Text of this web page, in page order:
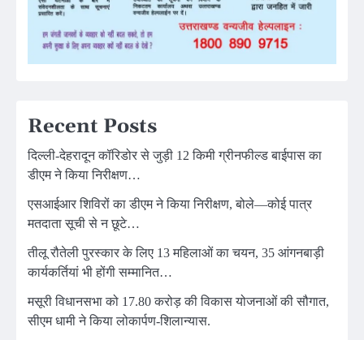
Recent Posts
दिल्ली-देहरादून कॉरिडोर से जुड़ी 12 किमी ग्रीनफील्ड बाईपास का
डीएम ने किया निरीक्षण…
एसआईआर शिविरों का डीएम ने किया निरीक्षण, बोले—कोई पात्र
मतदाता सूची से न छूटे…
तीलू रौतेली पुरस्कार के लिए 13 महिलाओं का चयन, 35 आंगनबाड़ी
कार्यकर्तियां भी होंगी सम्मानित…
मसूरी विधानसभा को 17.80 करोड़ की विकास योजनाओं की सौगात,
सीएम धामी ने किया लोकार्पण-शिलान्यास.